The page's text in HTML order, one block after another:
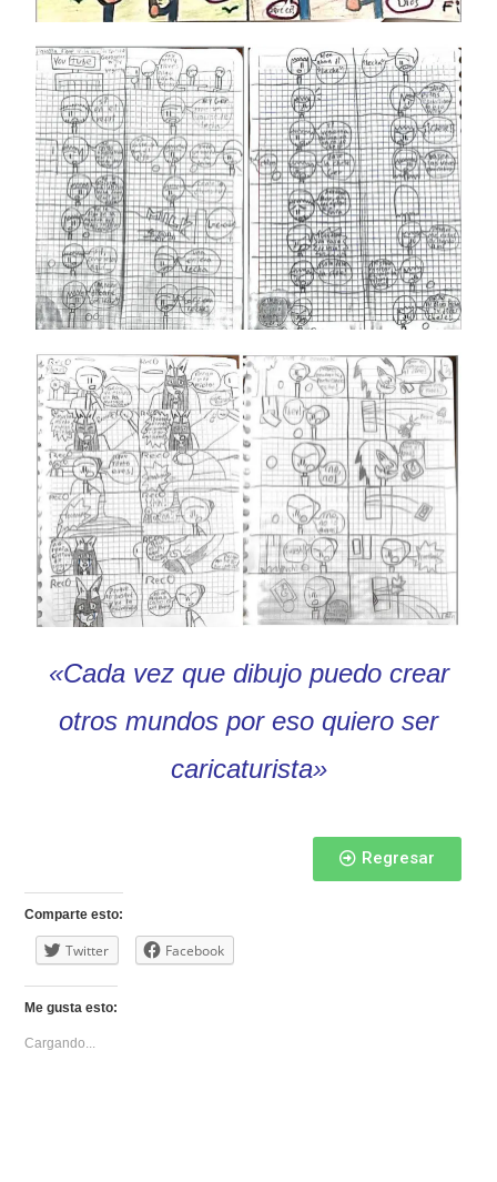
«Cada vez que dibujo puedo crear
otros mundos por eso quiero ser
caricaturista»
Regresar
Comparte esto:
Twitter Facebook
Me gusta esto:
Cargando...